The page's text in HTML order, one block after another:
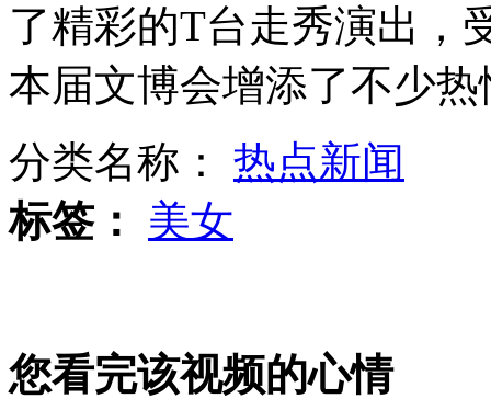
美国5岁女孩坚称自己是男孩
深圳文博会上一块“石头”标价10亿元
山西运城恶犬咬伤多人 警民合力深夜将其击毙
女孩北京地铁殴打老人 痛下狠手拳打脚踢
了精彩的T台走秀演出，
本届文博会增添了不少
分类名称： 热点新闻
标签：
美女
您看完该视频的心情